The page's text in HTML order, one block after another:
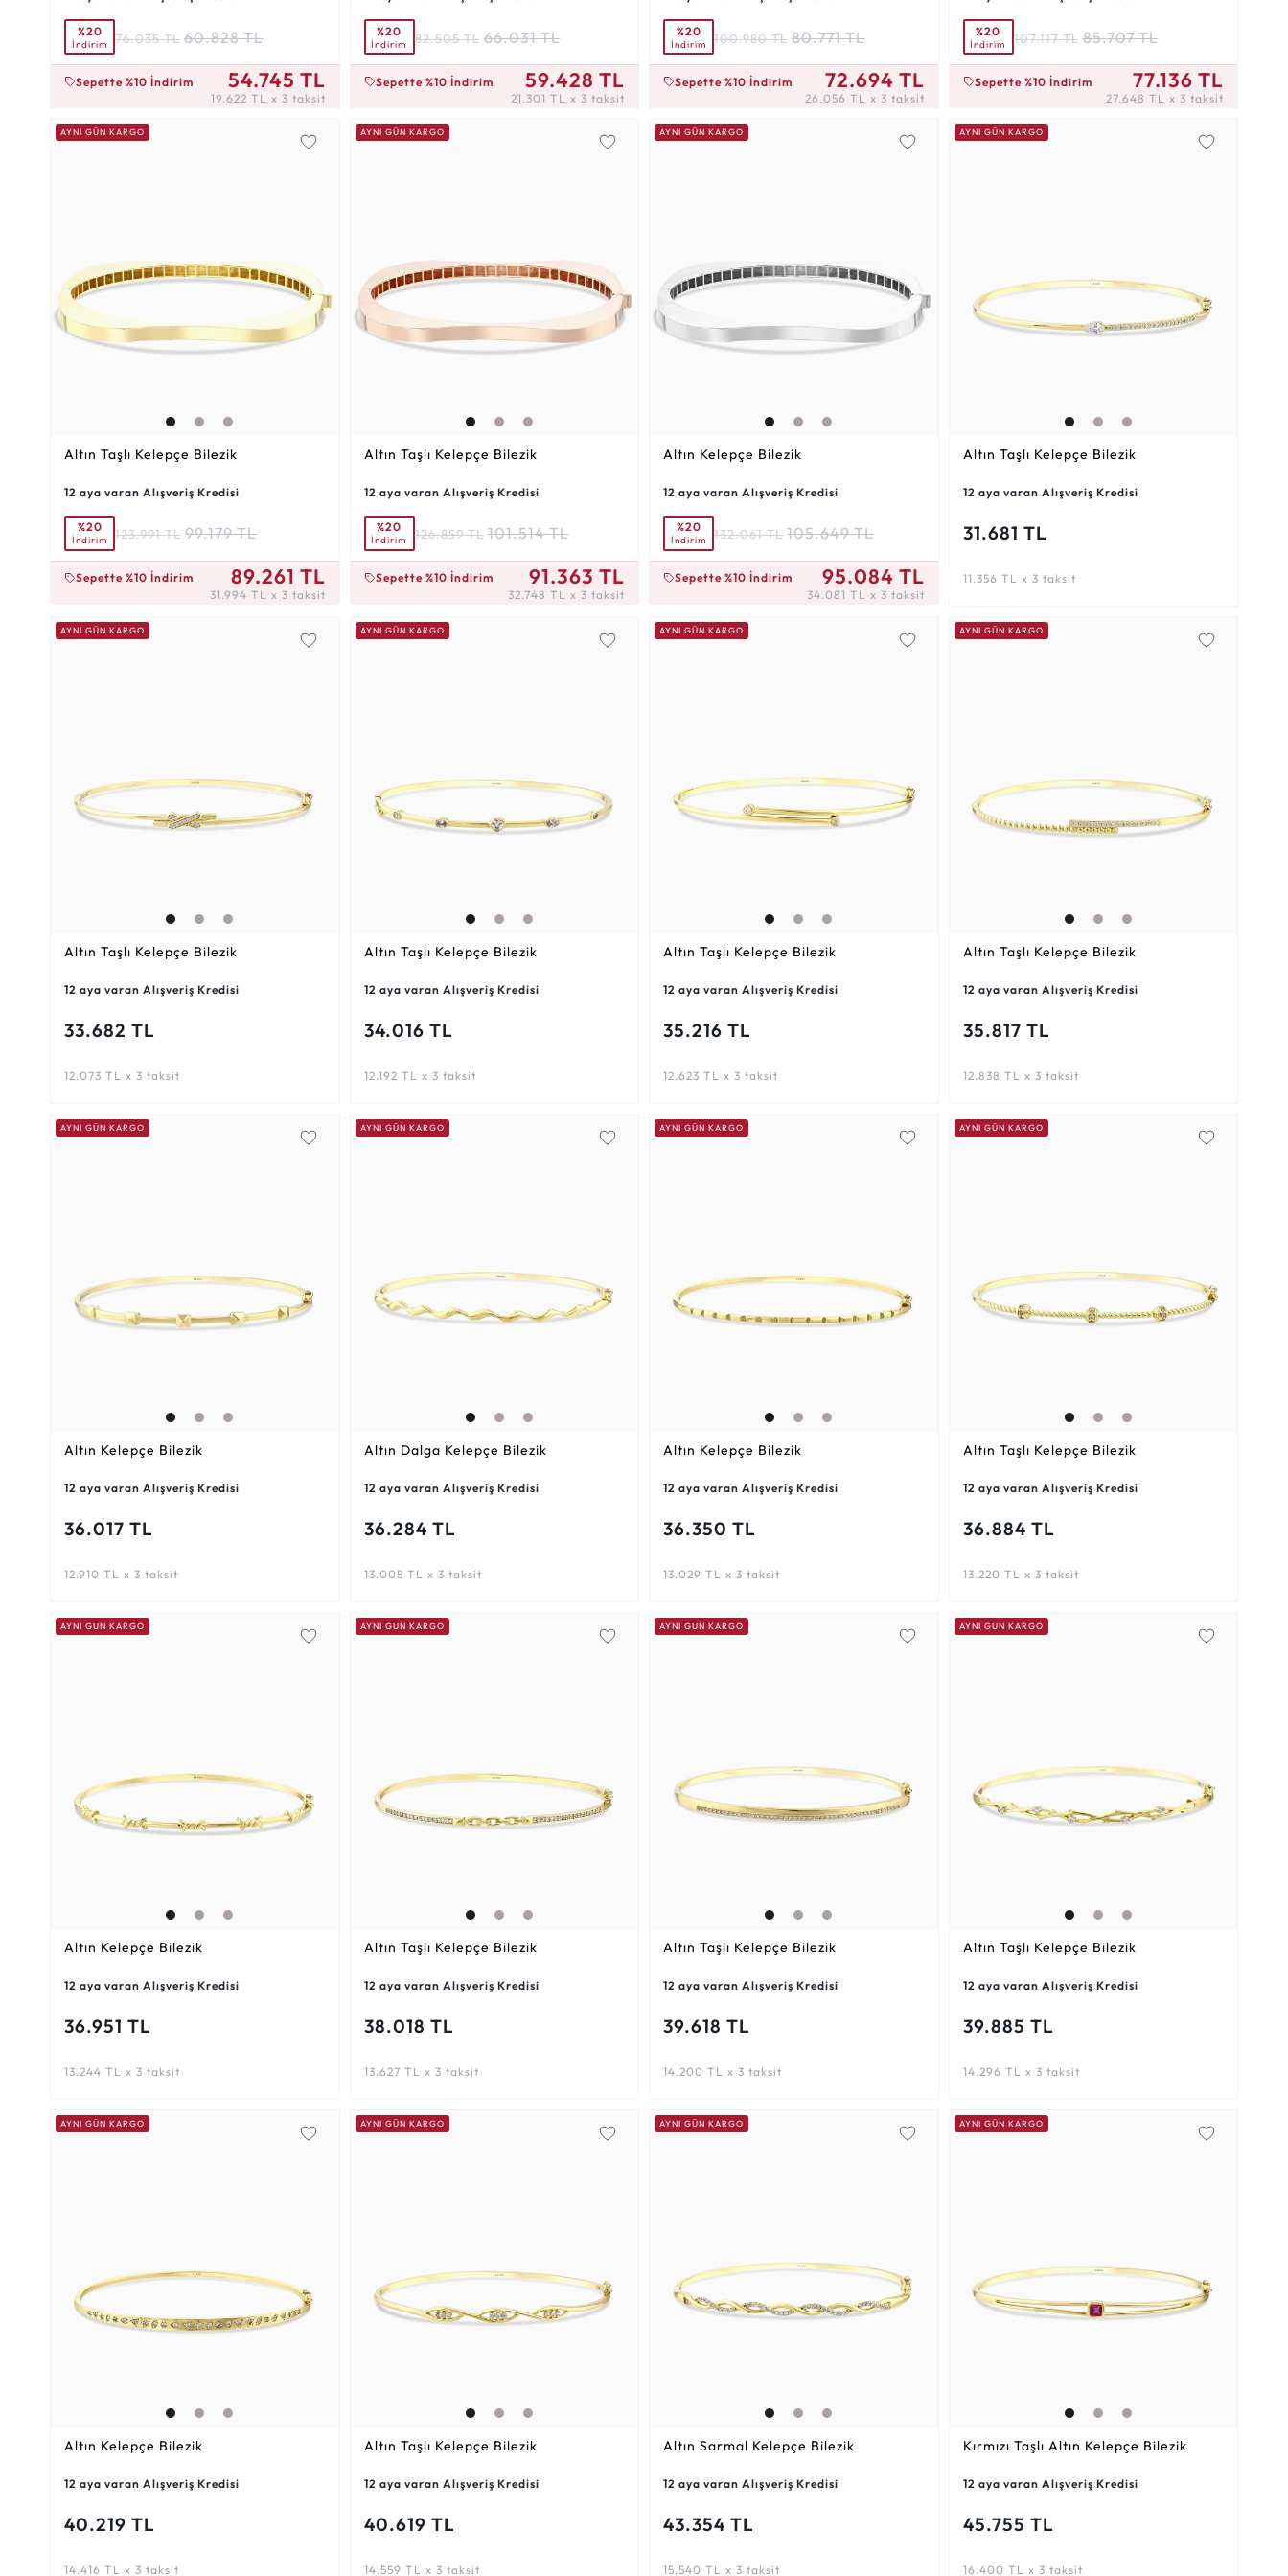
%20
İndirim 76.035 TL 60.828 TL
Sepette %10 İndirim 54.745 TL
19.622 TL x 3 taksit
%20
İndirim 82.505 TL 66.031 TL
Sepette %10 İndirim 59.428 TL
21.301 TL x 3 taksit
%20
İndirim 100.980 TL 80.771 TL
Sepette %10 İndirim 72.694 TL
26.056 TL x 3 taksit
%20
İndirim 107.117 TL 85.707 TL
Sepette %10 İndirim 77.136 TL
27.648 TL x 3 taksit
AYNI GÜN KARGO
Altın Taşlı Kelepçe Bilezik
12 aya varan Alışveriş Kredisi
%20
İndirim 123.991 TL 99.179 TL
Sepette %10 İndirim 89.261 TL
31.994 TL x 3 taksit
31.994 TL x 3 taksit
AYNI GÜN KARGO
Altın Taşlı Kelepçe Bilezik
12 aya varan Alışveriş Kredisi
%20
İndirim 126.859 TL 101.514 TL
Sepette %10 İndirim 91.363 TL
32.748 TL x 3 taksit
32.748 TL x 3 taksit
AYNI GÜN KARGO
Altın Kelepçe Bilezik
12 aya varan Alışveriş Kredisi
%20
İndirim 132.061 TL 105.649 TL
Sepette %10 İndirim 95.084 TL
34.081 TL x 3 taksit
34.081 TL x 3 taksit
AYNI GÜN KARGO
Altın Taşlı Kelepçe Bilezik
12 aya varan Alışveriş Kredisi
31.681 TL
11.356 TL x 3 taksit
AYNI GÜN KARGO
Altın Taşlı Kelepçe Bilezik
12 aya varan Alışveriş Kredisi
33.682 TL
12.073 TL x 3 taksit
AYNI GÜN KARGO
Altın Taşlı Kelepçe Bilezik
12 aya varan Alışveriş Kredisi
34.016 TL
12.192 TL x 3 taksit
AYNI GÜN KARGO
Altın Taşlı Kelepçe Bilezik
12 aya varan Alışveriş Kredisi
35.216 TL
12.623 TL x 3 taksit
AYNI GÜN KARGO
Altın Taşlı Kelepçe Bilezik
12 aya varan Alışveriş Kredisi
35.817 TL
12.838 TL x 3 taksit
AYNI GÜN KARGO
Altın Kelepçe Bilezik
12 aya varan Alışveriş Kredisi
36.017 TL
12.910 TL x 3 taksit
AYNI GÜN KARGO
Altın Dalga Kelepçe Bilezik
12 aya varan Alışveriş Kredisi
36.284 TL
13.005 TL x 3 taksit
AYNI GÜN KARGO
Altın Kelepçe Bilezik
12 aya varan Alışveriş Kredisi
36.350 TL
13.029 TL x 3 taksit
AYNI GÜN KARGO
Altın Taşlı Kelepçe Bilezik
12 aya varan Alışveriş Kredisi
36.884 TL
13.220 TL x 3 taksit
AYNI GÜN KARGO
Altın Kelepçe Bilezik
12 aya varan Alışveriş Kredisi
36.951 TL
13.244 TL x 3 taksit
AYNI GÜN KARGO
Altın Taşlı Kelepçe Bilezik
12 aya varan Alışveriş Kredisi
38.018 TL
13.627 TL x 3 taksit
AYNI GÜN KARGO
Altın Taşlı Kelepçe Bilezik
12 aya varan Alışveriş Kredisi
39.618 TL
14.200 TL x 3 taksit
AYNI GÜN KARGO
Altın Taşlı Kelepçe Bilezik
12 aya varan Alışveriş Kredisi
39.885 TL
14.296 TL x 3 taksit
AYNI GÜN KARGO
Altın Kelepçe Bilezik
12 aya varan Alışveriş Kredisi
40.219 TL
14.416 TL x 3 taksit
AYNI GÜN KARGO
Altın Taşlı Kelepçe Bilezik
12 aya varan Alışveriş Kredisi
40.619 TL
14.559 TL x 3 taksit
AYNI GÜN KARGO
Altın Sarmal Kelepçe Bilezik
12 aya varan Alışveriş Kredisi
43.354 TL
15.540 TL x 3 taksit
AYNI GÜN KARGO
Kırmızı Taşlı Altın Kelepçe Bilezik
12 aya varan Alışveriş Kredisi
45.755 TL
16.400 TL x 3 taksit